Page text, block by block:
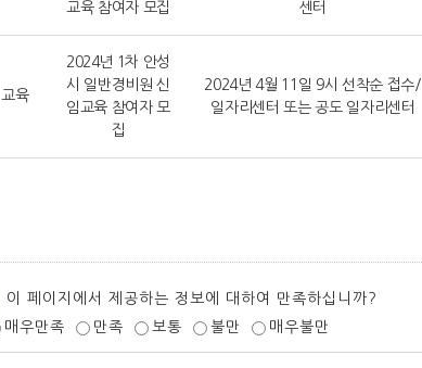
교육 참여자 모집
센터
교육
2024년 1차 안성
시 일반경비원 신
임교육 참여자 모
집
2024년 4월 11일 9시 선착순 접수/
일자리센터 또는 공도 일자리센터
이 페이지에서 제공하는 정보에 대하여 만족하십니까?
매우만족
만족 보통 불만 매우불만